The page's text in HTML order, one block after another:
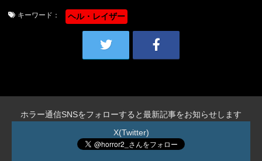
キーワード： ヘル・レイザー
ホラー通信SNSをフォローすると最新記事をお知らせします
X(Twitter)